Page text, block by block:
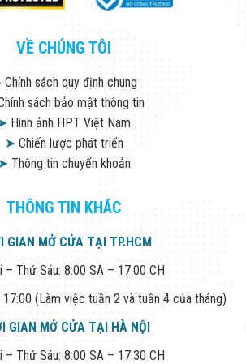
VỀ CHÚNG TÔI
Chính sách quy định chung
sách bảo mật thông tin
Hình ảnh HPT Việt Nam
➤Chiến lược phát triển
➤Thông tin chuyển khoản
THÔNG TIN KHÁC
GIAN MỞ CỬA TẠI TP.HCM
– Thứ Sáu: 8:00 SA – 17:00 CH
(Làm việc tuần 2 và tuần 4 của tháng)
GIAN MỞ CỬA TẠI HÀ NỘI
– Thứ Sáu: 8:00 SA – 17:30 CH